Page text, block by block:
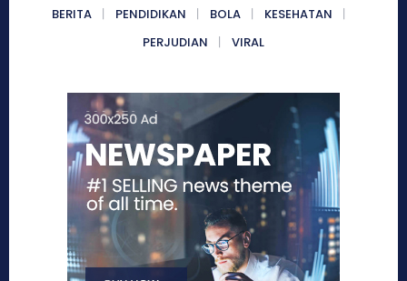
BERITA PENDIDIKAN BOLA
KESEHATAN
PERJUDIAN
VIRAL